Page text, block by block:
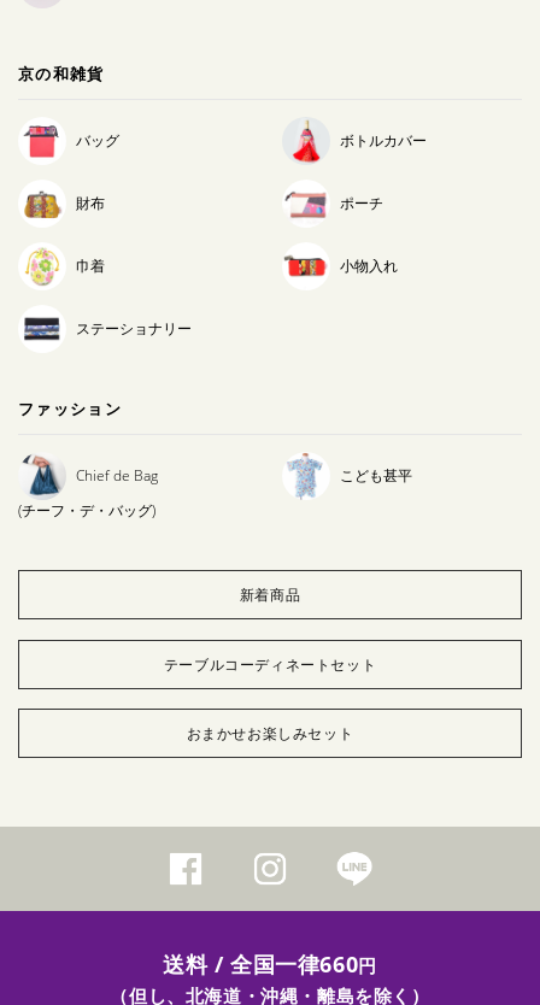
京の和雑貨
バッグ ボトルカバー
財布 ポーチ
巾着 小物入れ
ステーショナリー
ファッション
Chief de Bag
(チーフ・デ・バッグ)
こども甚平
新着商品
テーブルコーディネートセット
おまかせお楽しみセット
送料 / 全国一律660円
（但し、北海道・沖縄・離島を除く）